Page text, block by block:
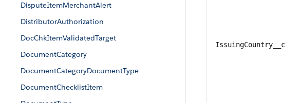
DisputeItemMerchantAlert
DistributorAuthorization
DocChkItemValidatedTarget
DocumentCategory
DocumentCategoryDocumentType
DocumentChecklistItem
IssuingCountry__c